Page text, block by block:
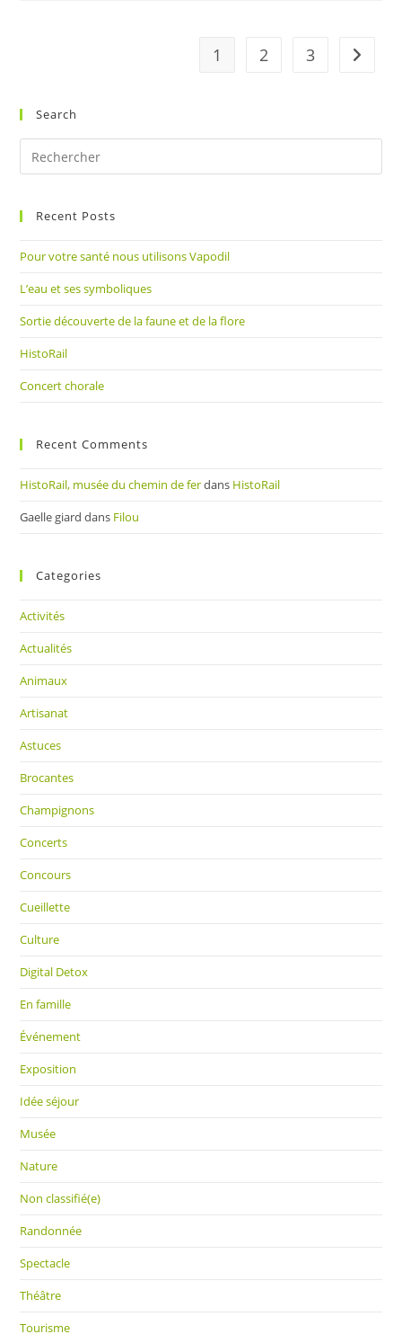
1 2 3 Aller à
Search
Recent Posts
Pour votre santé nous utilisons Vapodil
L’eau et ses symboliques
Sortie découverte de la faune et de la flore
HistoRail
Concert chorale
Recent Comments
HistoRail, musée du chemin de ferdans HistoRail
Gaelle giard dans Filou
Categories
Activités
Actualités
Animaux
Artisanat
Astuces
Brocantes
Champignons
Concerts
Concours
Cueillette
Culture
Digital Detox
En famille
Événement
Exposition
Idée séjour
Musée
Nature
Non classifié(e)
Randonnée
Spectacle
Théâtre
Tourisme